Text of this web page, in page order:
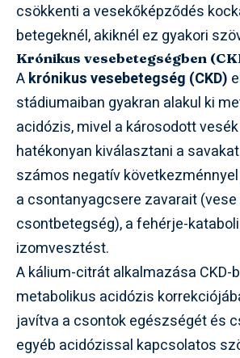
csökkenti a vesekőképződés
betegeknél, akiknél ez gyakori
Krónikus vesebetegségben
Akrónikus vesebetegség (CKD)
stádiumaiban gyakran alakul ki
acidózis, mivel a károsodott
hatékonyan kiválasztani a
számos negatív
a csontanyagcsere zavarait
csontbetegség), a fehérje-
izomvesztést.
A kálium-citrát alkalmazása CKD-
metabolikus acidózis
javítva a csontok egészségét és
egyéb acidózissal kapcsolatos